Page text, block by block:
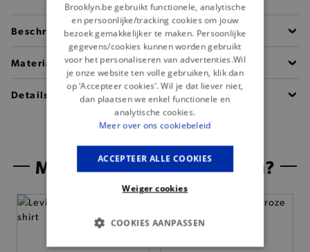
Beschrijving
Materiaal
Details
Misschien is dit iets voor jou?
Brooklyn.be gebruikt functionele, analytische
en persoonlijke/tracking cookies om jouw
bezoek gemakkelijker te maken. Persoonlijke
gegevens/cookies kunnen worden gebruikt
voor het personaliseren van advertenties.Wil
je onze website ten volle gebruiken, klik dan
op ‘Accepteer cookies’. Wil je dat liever niet,
dan plaatsen we enkel functionele en
analytische cookies.
Meer over ons cookiebeleid
ACCEPTEER ALLE COOKIES
Weiger cookies
COOKIES AANPASSEN